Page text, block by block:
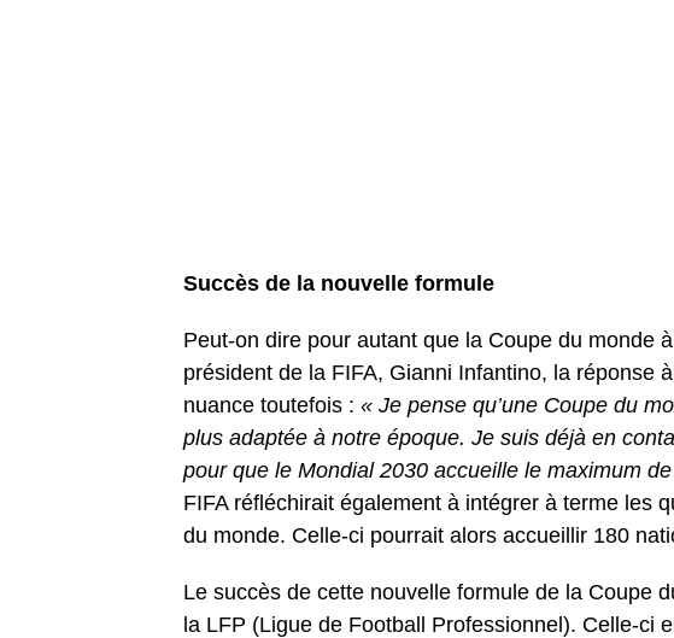
Succès de la nouvelle formule
Peut-on dire pour autant que la Coupe du monde
président de la FIFA, Gianni Infantino, la réponse
nuance toutefois : « Je pense qu’une Coupe du
plus adaptée à notre époque. Je suis déjà en
pour que le Mondial 2030 accueille le maximum
FIFA réfléchirait également à intégrer à terme les
du monde. Celle-ci pourrait alors accueillir 180
Le succès de cette nouvelle formule de la Coupe
la LFP (Ligue de Football Professionnel). Celle-ci